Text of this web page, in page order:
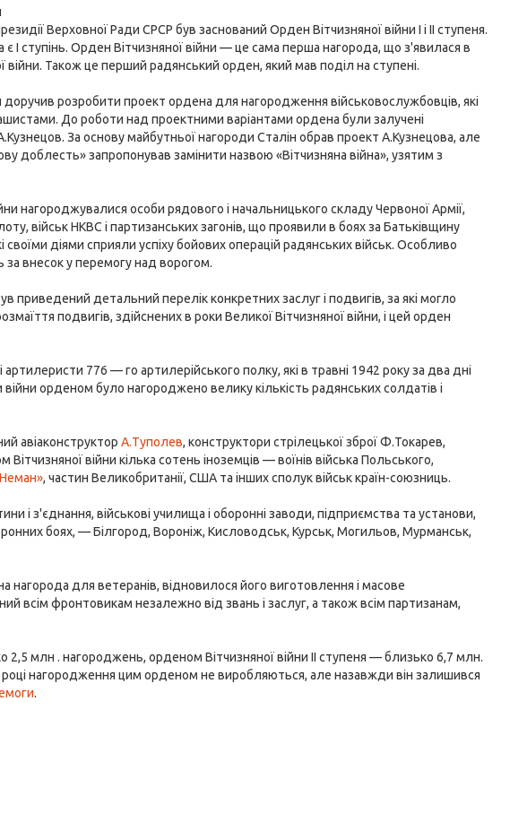
Верховної Ради СРСР був заснований Орден Вітчизняної війни I і II ступеня.
I ступінь. Орден Вітчизняної війни — це сама перша нагорода, що з'явилася в
війни. Також це перший радянський орден, який мав поділ на ступені.
доручив розробити проект ордена для нагородження військовослужбовців, які
До роботи над проектними варіантами ордена були залучені
За основу майбутньої нагороди Сталін обрав проект А.Кузнецова, але
доблесть» запропонував замінити назвою «Вітчизняна війна», узятим з
нагороджувалися особи рядового і начальницького складу Червоної Армії,
військ НКВС і партизанських загонів, що проявили в боях за Батьківщину
своїми діями сприяли успіху бойових операцій радянських військ. Особливо
внесок у перемогу над ворогом.
детальний перелік конкретних заслуг і подвигів, за які могло
подвигів, здійснених в роки Великої Вітчизняної війни, і цей орден
776 — го артилерійського полку, які в травні 1942 року за два дні
орденом було нагороджено велику кількість радянських солдатів і
авіаконструкторА.Туполев, конструктори стрілецької зброї Ф.Токарев,
війни кілька сотень іноземців — воїнів війська Польського,
, частин Великобританії, США та інших сполук військ країн-союзниць.
і з'єднання, військові училища і оборонні заводи, підприємства та установи,
боях, — Білгород, Вороніж, Кисловодськ, Курськ, Могильов, Мурманськ,
нагорода для ветеранів, відновилося його виготовлення і масове
всім фронтовикам незалежно від звань і заслуг, а також всім партизанам,
2,5 млн . нагороджень, орденом Вітчизняної війни II ступеня — близько 6,7 млн.
нагородження цим орденом не виробляються, але назавжди він залишився
.